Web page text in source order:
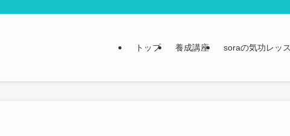
トップ 養成講座 soraの気功レッ